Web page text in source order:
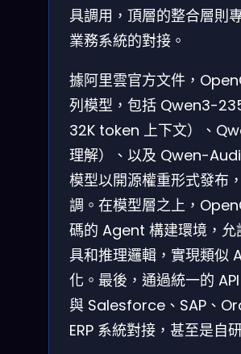
具調用，頂層的整合層則
業務系統的對接。
據阿里雲官方文件，
列模型，包括 Qwen3-
32K token 上下文）、
理解）、以及 Qwen-
模型以開源權重形式發布
調。在模型層之上，
碼的 Agent 構建環境，允
具和推理邏輯，實現類似
化。最後，通過統一的
與 Salesforce、SAP、
ERP 系統對接，甚至是自